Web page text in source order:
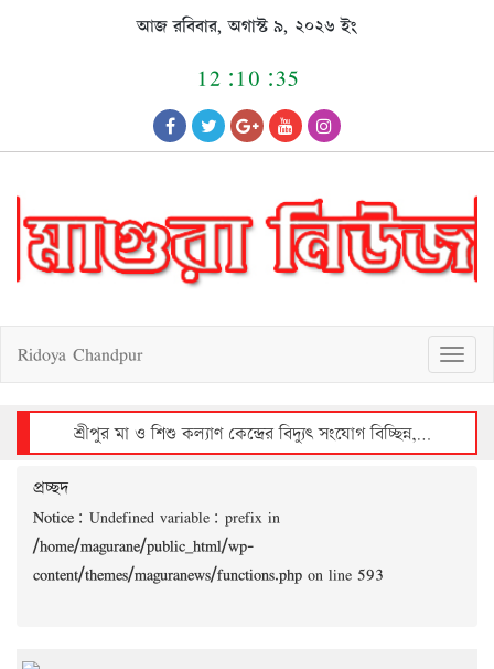
আজ রবিবার, অগাস্ট ৯, ২০২৬ ইং
12:10:35
T
o
g
g
l
a
t
Ridoya Chandpur
শ্রীপুর মা ও শিশু কল্যাণ কেন্দ্রের বিদ্যুৎ সংযোগ বিচ্ছিন্ন, রোগীদের দুর্ভোগ
প্রচ্ছদ
Notice : Undefined variable: prefix in
/home/magurane/public_html/wp-
content/themes/maguranews/functions.php on line 593